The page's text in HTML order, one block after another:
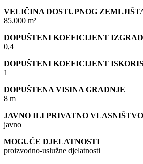
VELIČINA DOSTUPNOG
85.000 m²
DOPUŠTENI KOEFICIJENT
0,4
DOPUŠTENI KOEFICIJENT
1
DOPUŠTENA VISINA GRADNJE
8 m
JAVNO ILI PRIVATNO VLASNIŠTVO
javno
MOGUĆE DJELATNOSTI
proizvodno-uslužne djelatnosti